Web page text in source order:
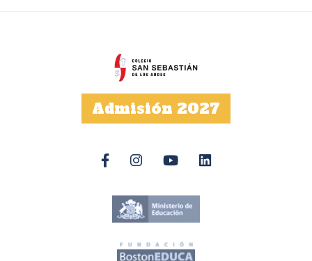
Admisión 2027